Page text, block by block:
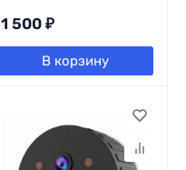
1 500 ₽
В корзину